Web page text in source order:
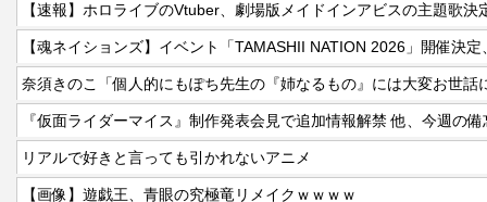
【速報】ホロライブのVtuber、劇場版メイドインアビスの主題歌決
奈須きのこ「個人的にもぽち先生の『姉なるもの』には大変お世話
リアルで好きと言っても引かれないアニメ
【画像】遊戯王、青眼の究極竜リメイクｗｗｗｗ